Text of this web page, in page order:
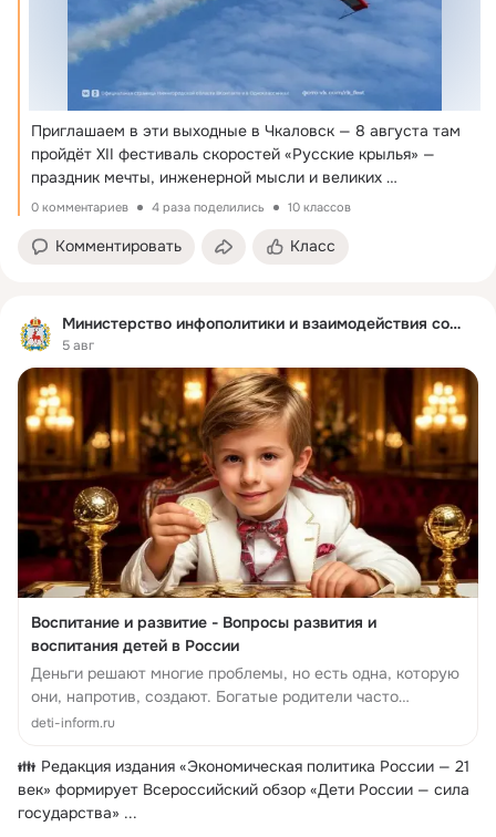
Приглашаем в эти выходные в Чкаловск — 8 августа там
пройдёт XII фестиваль скоростей «Русские крылья» —
праздник мечты, инженерной мысли и великих
достижений! ...
0 комментариев 4 раза поделились 10 классов
Комментировать Класс
Министерство инфополитики и взаимодействия со СМИ
5 авг
Воспитание и развитие - Вопросы развития и
воспитания детей в России
Деньги решают многие проблемы, но есть одна, которую
они, напротив, создают. Богатые родители часто
сталкиваются с парадоксом: чем больше они дают
deti-inform.ru
👪 Редакция издания «Экономическая политика России — 21
век» формирует Всероссийский обзор «Дети России — сила
государства» ...